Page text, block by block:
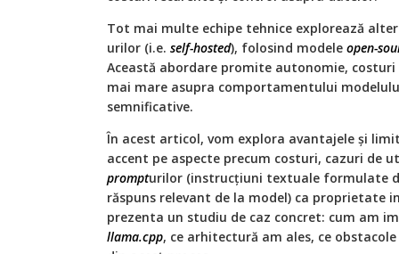
Tot mai multe echipe tehnice explorează
urilor (i.e. self-hosted), folosind modele open-
Această abordare promite autonomie,
mai mare asupra comportamentului
semnificative.
În acest articol, vom explora avantajele și
accent pe aspecte precum costuri, cazuri de
prompturilor (instrucțiuni textuale formulate
răspuns relevant de la model) ca proprietate
prezenta un studiu de caz concret: cum am
llama.cpp, ce arhitectură am ales, ce